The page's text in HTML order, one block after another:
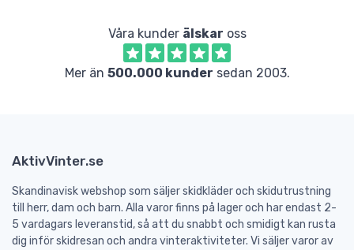
Våra kunder älskar oss
Mer än 500.000 kunder sedan 2003.
AktivVinter.se
Skandinavisk webshop som säljer skidkläder och skidutrustning
till herr, dam och barn. Alla varor finns på lager och har endast 2-
5 vardagars leveranstid, så att du snabbt och smidigt kan rusta
dig inför skidresan och andra vinteraktiviteter. Vi säljer varor av